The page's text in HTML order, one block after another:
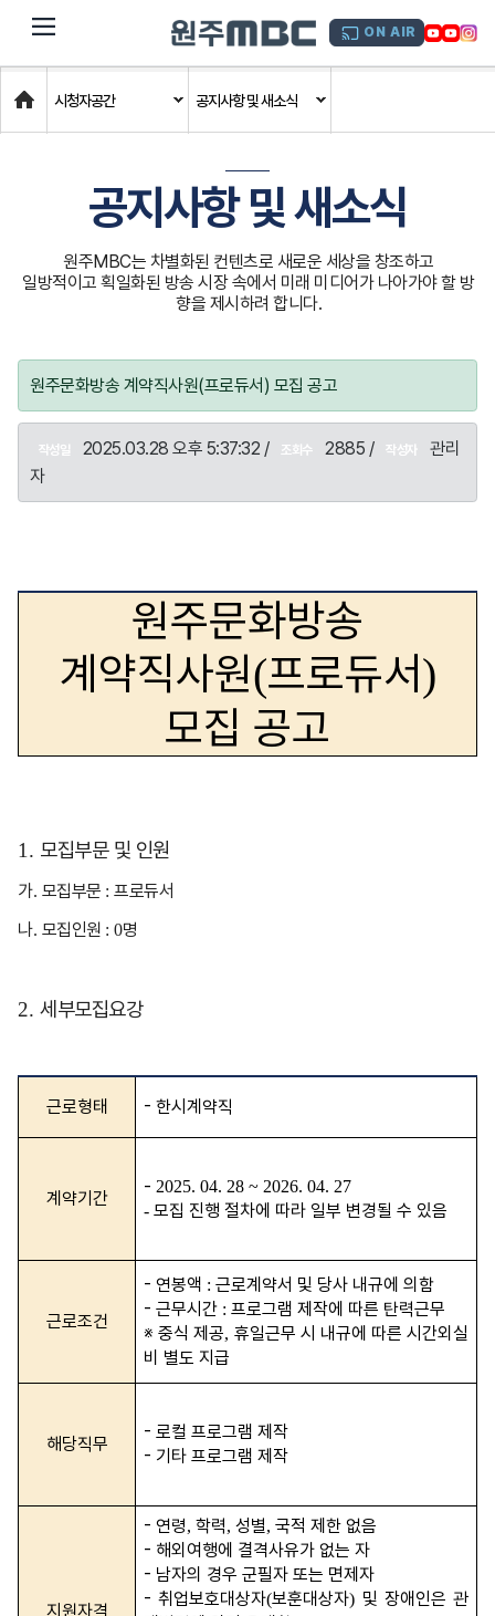
dehaze ON AIR
Home
시청자공간 공지사항 및 새소식
공지사항 및 새소식
원주MBC는 차별화된 컨텐츠로 새로운 세상을 창조하고
일방적이고 획일화된 방송 시장 속에서 미래 미디어가 나아가야 할 방
향을 제시하려 합니다.
원주문화방송 계약직사원(프로듀서) 모집 공고
작성일 2025.03.28 오후 5:37:32 / 조회수 2885 / 작성자
관리
자
원주문화방송
계약직사원(프로듀서)
모집 공고
1. 모집부문 및 인원
가. 모집부문 : 프로듀서
나. 모집인원 : 0명
2. 세부모집요강
근로형태 - 한시계약직
계약기간
- 2025. 04. 28 ~ 2026. 04. 27
- 모집 진행 절차에 따라 일부 변경될 수 있음
근로조건
- 연봉액 : 근로계약서 및 당사 내규에 의함
- 근무시간 : 프로그램 제작에 따른 탄력근무
※중식 제공, 휴일근무 시 내규에 따른 시간외실
비 별도 지급
해당직무
- 로컬 프로그램 제작
- 기타 프로그램 제작
지원자격
- 연령, 학력, 성별, 국적 제한 없음
- 해외여행에 결격사유가 없는 자
- 남자의 경우 군필자 또는 면제자
-취업보호대상자(보훈대상자) 및 장애인은 관